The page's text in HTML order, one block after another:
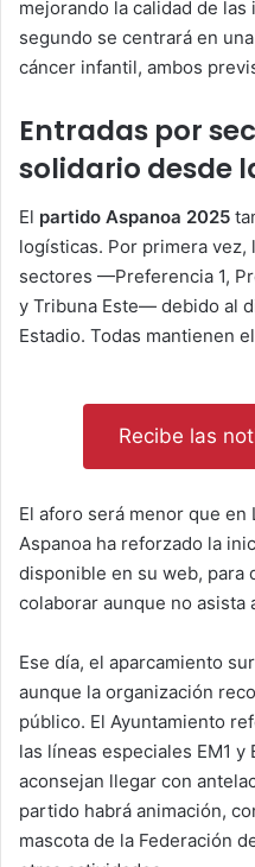
mejorando la calidad de
segundo se centrará en
cáncer infantil, ambos
Entradas por
solidario desde
El partido Aspanoa 2025
logísticas. Por primera
sectores —Preferencia 1,
y Tribuna Este— debido al
Estadio. Todas mantienen
Recibe las
El aforo será menor que en
Aspanoa ha reforzado la
disponible en su web, para
colaborar aunque no asista
Ese día, el aparcamiento
aunque la organización
público. El Ayuntamiento
las líneas especiales EM1 y
aconsejan llegar con
partido habrá animación,
mascota de la Federación